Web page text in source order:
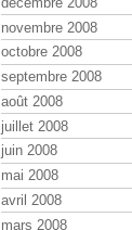
novembre 2008
octobre 2008
septembre 2008
août 2008
juillet 2008
juin 2008
mai 2008
avril 2008
mars 2008